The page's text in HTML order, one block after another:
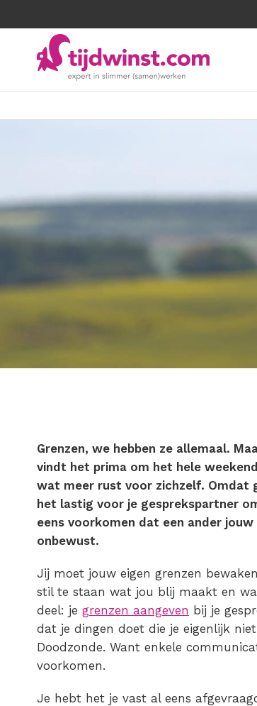
Grenzen, we hebben ze allemaal.
vindt het prima om het hele
wat meer rust voor zichzelf. Omdat
het lastig voor je gesprekspartner
eens voorkomen dat een ander
onbewust.
Jij moet jouw eigen grenzen
stil te staan wat jou blij maakt en
deel: je grenzen aangeven bij je
dat je dingen doet die je eigenlijk
Doodzonde. Want enkele
voorkomen.
Je hebt het je vast al eens